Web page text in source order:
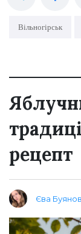
Вільногірськ
рецепт
Єва